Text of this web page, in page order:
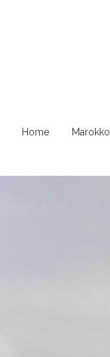
Home Marokko